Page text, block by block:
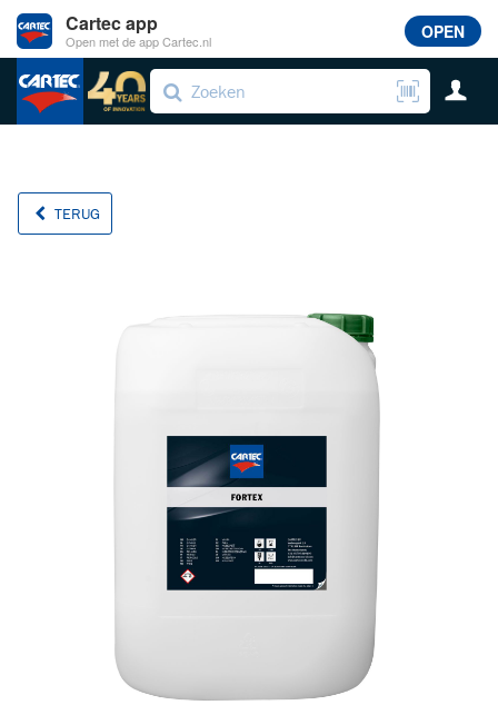
TERUG
Cartec app
Open met de app Cartec.nl OPEN